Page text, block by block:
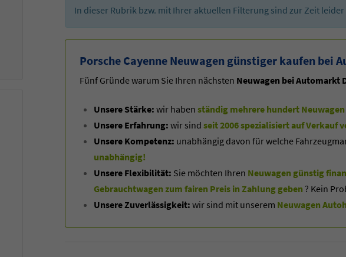
In dieser Rubrik bzw. mit Ihrer aktuellen Filterung sind zur Zeit
Porsche Cayenne Neuwagen günstiger kaufen bei
Fünf Gründe warum Sie Ihren nächsten Neuwagen bei Automarkt
Unsere Stärke: wir habenständig mehrere hundert
Unsere Erfahrung: wir sindseit 2006 spezialisiert auf Verkauf
Unsere Kompetenz: unabhängig davon für welche
unabhängig!
Unsere Flexibilität: Sie möchten Ihren Neuwagen günstig
Gebrauchtwagen zum fairen Preis in Zahlung geben ? Kein
Unsere Zuverlässigkeit: wir sind mit unserem Neuwagen